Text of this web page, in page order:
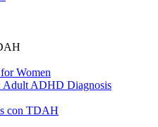
Women
Adult ADHD Diagnosis
con TDAH